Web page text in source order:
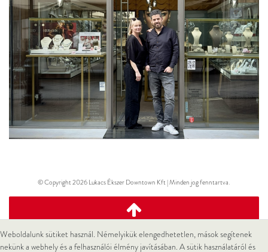
© Copyright 2026 Lukacs Ékszer Downtown Kft | Minden jog fenntartva.
Weboldalunk sütiket használ. Némelyikük elengedhetetlen, mások segítenek
nekünk a webhely és a felhasználói élmény javításában. A sütik használatáról és